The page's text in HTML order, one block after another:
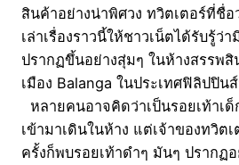
สินค้าอย่างน่าพิศวง ทวิตเตอร์ที่ชื่อ
เล่าเรื่องราวนี้ให้ชาวเน็ตได้รับรู้ว่
ปรากฏขึ้นอย่างสุ่มๆ ในห้างสรรพ
เมือง Balanga ในประเทศฟิลิปปิน
หลายคนอาจคิดว่าเป็นรอยเท้าเ
เข้ามาเดินในห้าง แต่เจ้าของทวิต
ครั้งก็พบรอยเท้าดำๆ มันๆ ปรากฏ